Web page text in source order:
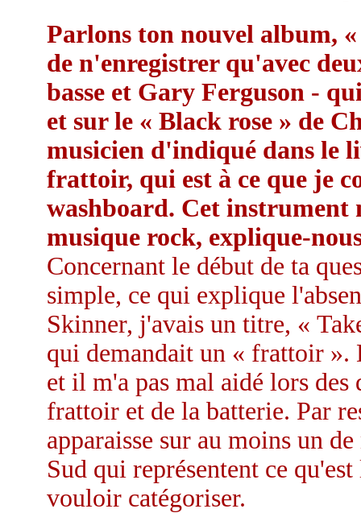
Parlons ton nouvel album, «
de n'enregistrer qu'avec
basse et Gary Ferguson -
et sur le « Black rose » de
musicien d'indiqué dans le
frattoir, qui est à ce que je
washboard. Cet instrument
musique rock, explique-
Concernant le début de ta
simple, ce qui explique
Skinner, j'avais un titre, «
qui demandait un « frattoir ».
et il m'a pas mal aidé lors
frattoir et de la batterie. Par
apparaisse sur au moins un
Sud qui représentent ce
vouloir catégoriser.